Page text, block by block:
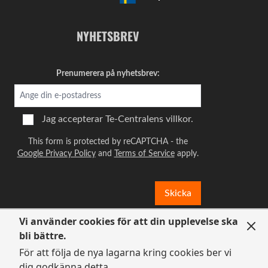
Vi använder cookies för att din upplevelse ska
bli bättre.
För att följa de nya lagarna kring cookies ber vi
Bra avvägda smaker
AvÅsa 2024-05-20
Smaken en perfekt blandning av kakao och
chili, inte för sött. Bra när man är godissugen.
Kvalitet
Chilite, inte så mycket blend
Avsaul 2024-03-10
Ljuvlig doft, i smaken så är chilin dock väldigt
överhängande och chokladen blir en rätt svag
underton. Piripiri-hetta som kommer på
NYHETSBREV
Prenumerera på nyhetsbrev:
Jag accepterar Te-Centralens villkor.
This form is protected by reCAPTCHA - the
Google Privacy Policyand Terms of Serviceapply.
Skicka